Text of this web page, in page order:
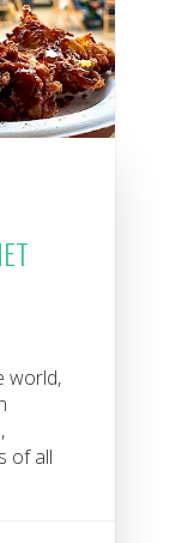
world,
of all